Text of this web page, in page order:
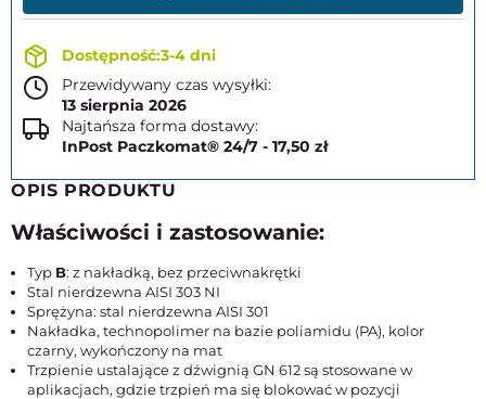
3-4 dni
Przewidywany czas wysyłki:
13 sierpnia 2026
Najtańsza forma dostawy:
InPost Paczkomat® 24/7 - 17,50 zł
OPIS PRODUKTU
Właściwości i zastosowanie:
Typ B: z nakładką, bez przeciwnakrętki
Stal nierdzewna AISI 303 NI
Sprężyna: stal nierdzewna AISI 301
Nakładka, technopolimer na bazie poliamidu (PA), kolor
czarny, wykończony na mat
Trzpienie ustalające z dźwignią GN 612 są stosowane w
aplikacjach, gdzie trzpień ma się blokować w pozycji